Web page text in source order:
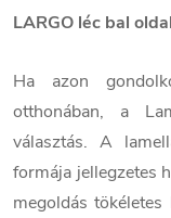
LARGO léc bal
Ha azon
otthonában, a
választás. A
formája jellegzetes
megoldás